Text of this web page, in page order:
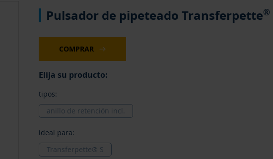
Pulsador de pipeteado Transferpette®
COMPRAR
Elija su producto:
tipos:
anillo de retención incl.
ideal para:
Transferpette® S